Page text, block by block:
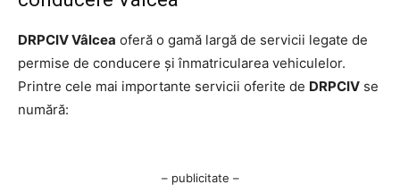
DRPCIV Vâlcea oferă o gamă largă de servicii legate de
permise de conducere și înmatricularea vehiculelor.
Printre cele mai importante servicii oferite de DRPCIV se
numără:
– publicitate –